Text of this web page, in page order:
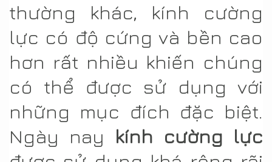
thường khác, kính cường
lực có độ cứng và bền cao
hơn rất nhiều khiến chúng
có thể được sử dụng với
những mục đích đặc biệt.
Ngày nay kính cường lực